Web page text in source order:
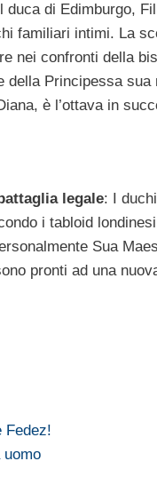
di Edimburgo,
familiari intimi. La
nei confronti della
Principessa
è l’ottava in
legale: I
i tabloid
Sua
pronti ad una
Fedez!
uomo